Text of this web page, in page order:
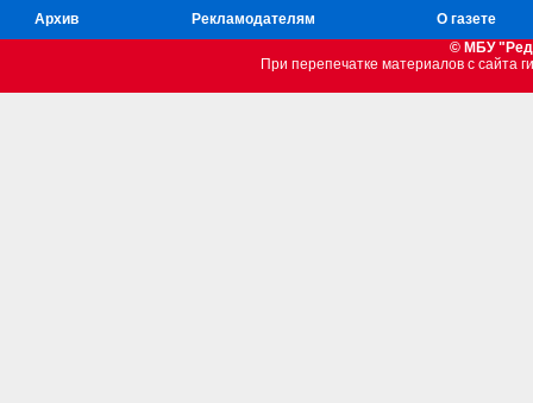
Архив Рекламодателям
О газете
© МБУ
При перепечатке материалов c сайта